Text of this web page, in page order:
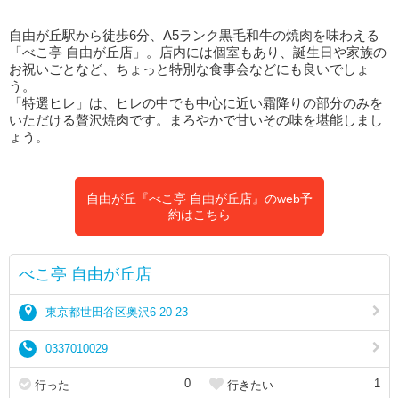
自由が丘駅から徒歩6分、A5ランク黒毛和牛の焼肉を味わえる
「べこ亭 自由が丘店」。店内には個室もあり、誕生日や家族の
お祝いごとなど、ちょっと特別な食事会などにも良いでしょ
う。
「特選ヒレ」は、ヒレの中でも中心に近い霜降りの部分のみを
いただける贅沢焼肉です。まろやかで甘いその味を堪能しまし
ょう。
自由が丘『べこ亭 自由が丘店』のweb予
約はこちら
べこ亭 自由が丘店
東京都世田谷区奥沢6-20-23
0337010029
行った 0 行きたい 1